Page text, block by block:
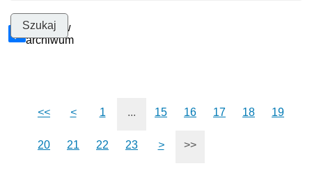
Szukaj w
archiwum
<< < 1 ... 15 16 17 18 19
20 21 22 23 > >>